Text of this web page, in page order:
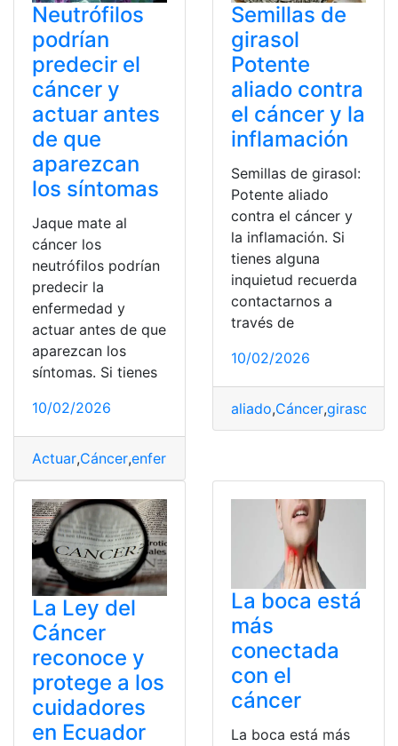
Neutrófilos
podrían
predecir el
cáncer y
actuar antes
de que
aparezcan
los síntomas
Jaque mate al
cáncer los
neutrófilos podrían
predecir la
enfermedad y
actuar antes de que
aparezcan los
síntomas. Si tienes
10/02/2026
Actuar,Cáncer,enfermedad
Semillas de
girasol
Potente
aliado contra
el cáncer y la
inflamación
Semillas de girasol:
Potente aliado
contra el cáncer y
la inflamación. Si
tienes alguna
inquietud recuerda
contactarnos a
través de
10/02/2026
aliado,Cáncer,girasol
La Ley del
Cáncer
reconoce y
protege a los
cuidadores
en Ecuador
La boca está
más
conectada
con el
cáncer
La boca está más